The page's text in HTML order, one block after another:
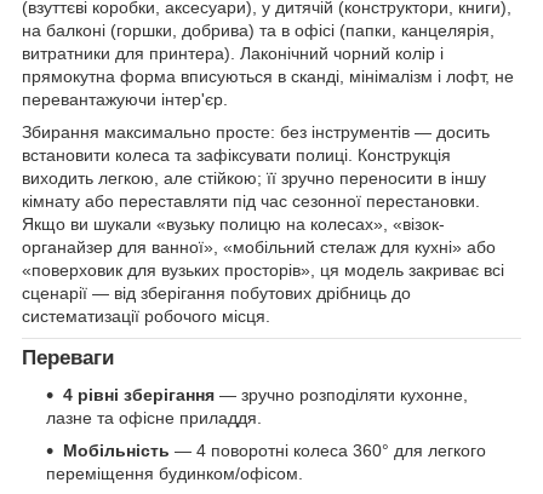
(взуттєві коробки, аксесуари), у дитячій (конструктори, книги),
на балконі (горшки, добрива) та в офісі (папки, канцелярія,
витратники для принтера). Лаконічний чорний колір і
прямокутна форма вписуються в сканді, мінімалізм і лофт, не
перевантажуючи інтер'єр.
Збирання максимально просте: без інструментів — досить
встановити колеса та зафіксувати полиці. Конструкція
виходить легкою, але стійкою; її зручно переносити в іншу
кімнату або переставляти під час сезонної перестановки.
Якщо ви шукали «вузьку полицю на колесах», «візок-
органайзер для ванної», «мобільний стелаж для кухні» або
«поверховик для вузьких просторів», ця модель закриває всі
сценарії — від зберігання побутових дрібниць до
систематизації робочого місця.
Переваги
4 рівні зберігання — зручно розподіляти кухонне,
лазне та офісне приладдя.
Мобільність — 4 поворотні колеса 360° для легкого
переміщення будинком/офісом.